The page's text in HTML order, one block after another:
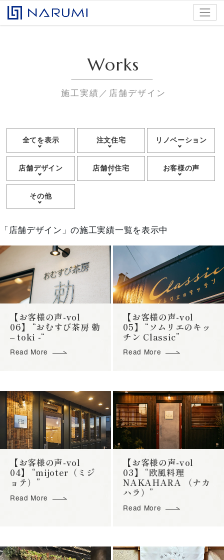
コンテンツへスキップ
株式会社ナルミアドバンス
Works
施工実績／店舗デザイン
全てを表示 注文住宅 リノベーション
店舗デザイン 店舗付住宅 お客様の声
その他
「店舗デザイン」の施工実績一覧を表示中
【お客様の声-vol
06】 “おむすび茶房 勅
– toki -“
Read More
【お客様の声-vol
05】 “ソムリエのキッ
チン Classic”
Read More
【お客様の声-vol
04】 “mijoter（ミジ
ョテ）”
Read More
【お客様の声-vol
03】 “欧風料理
NAKAHARA （ナカ
ハラ）”
Read More